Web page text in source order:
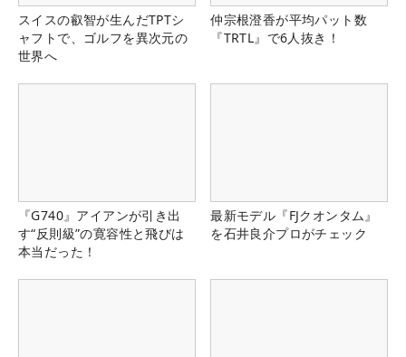
スイスの叡智が生んだTPTシ
ャフトで、ゴルフを異次元の
世界へ
仲宗根澄香が平均パット数
『TRTL』で6人抜き！
『G740』アイアンが引き出
す“反則級”の寛容性と飛びは
本当だった！
最新モデル『FJクオンタム』
を石井良介プロがチェック